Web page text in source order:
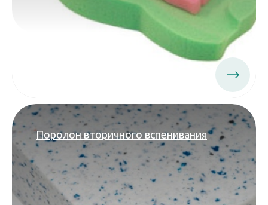
Поролон вторичного вспенивания